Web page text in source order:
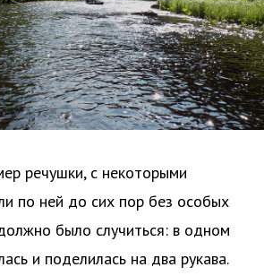
речушки, с некоторыми
по ней до сих пор без особых
было случиться: в одном
и поделилась на два рукава.